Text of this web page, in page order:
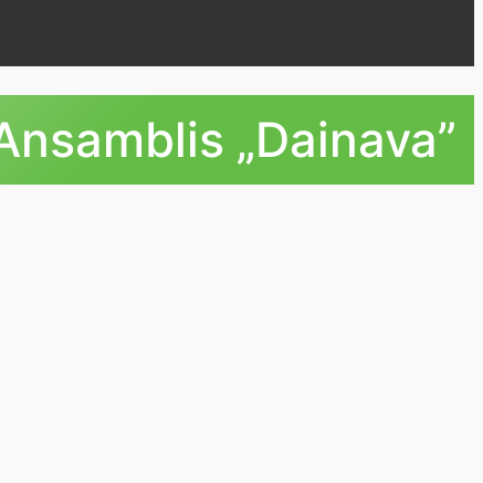
„Dainava”